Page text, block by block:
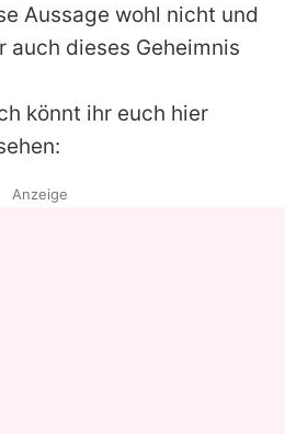
Aussage wohl nicht und
dieses Geheimnis
könnt ihr euch hier
Anzeige